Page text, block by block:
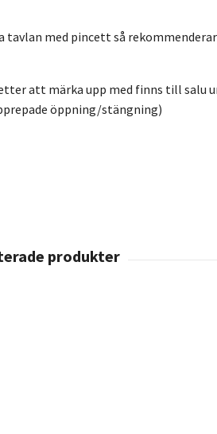
med pincett så
att märka upp med finns till salu
öppning/stängning)